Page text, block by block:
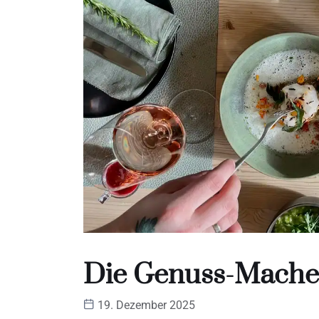
Die Genuss-
19. Dezember 2025